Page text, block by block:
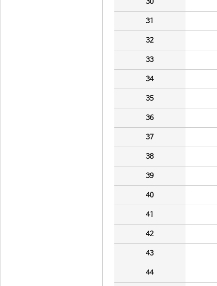
31
32
33
34
35
36
37
38
39
40
41
42
43
44